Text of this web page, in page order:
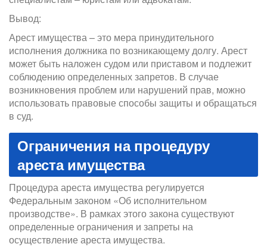
Вывод:
Арест имущества – это мера принудительного
исполнения должника по возникающему долгу. Арест
может быть наложен судом или приставом и подлежит
соблюдению определенных запретов. В случае
возникновения проблем или нарушений прав, можно
использовать правовые способы защиты и обращаться
в суд.
Ограничения на процедуру
ареста имущества
Процедура ареста имущества регулируется
Федеральным законом «Об исполнительном
производстве». В рамках этого закона существуют
определенные ограничения и запреты на
осуществление ареста имущества.